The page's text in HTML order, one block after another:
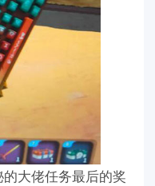
大佬任务最后的奖